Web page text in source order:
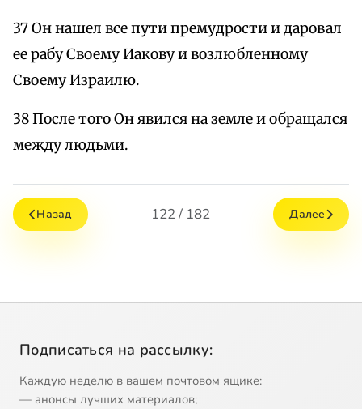
37 Он нашел все пути премудрости и даровал
ее рабу Своему Иакову и возлюбленному
Своему Израилю.
38 После того Он явился на земле и обращался
между людьми.
Назад 122 / 182 Далее
Подписаться на рассылку:
Каждую неделю в вашем почтовом ящике:
— анонсы лучших материалов;